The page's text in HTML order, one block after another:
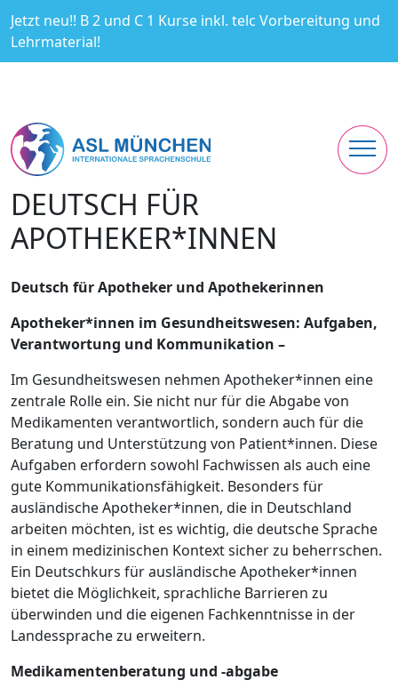
Jetzt neu!! B 2 und C 1 Kurse inkl. telc Vorbereitung und
Lehrmaterial!
DEUTSCH FÜR
APOTHEKER*INNEN
Deutsch für Apotheker und Apothekerinnen
Apotheker*innen im Gesundheitswesen: Aufgaben,
Verantwortung und Kommunikation –
Im Gesundheitswesen nehmen Apotheker*innen eine
zentrale Rolle ein. Sie nicht nur für die Abgabe von
Medikamenten verantwortlich, sondern auch für die
Beratung und Unterstützung von Patient*innen. Diese
Aufgaben erfordern sowohl Fachwissen als auch eine
gute Kommunikationsfähigkeit. Besonders für
ausländische Apotheker*innen, die in Deutschland
arbeiten möchten, ist es wichtig, die deutsche Sprache
in einem medizinischen Kontext sicher zu beherrschen.
Ein Deutschkurs für ausländische Apotheker*innen
bietet die Möglichkeit, sprachliche Barrieren zu
überwinden und die eigenen Fachkenntnisse in der
Landessprache zu erweitern.
Medikamentenberatung und -abgabe